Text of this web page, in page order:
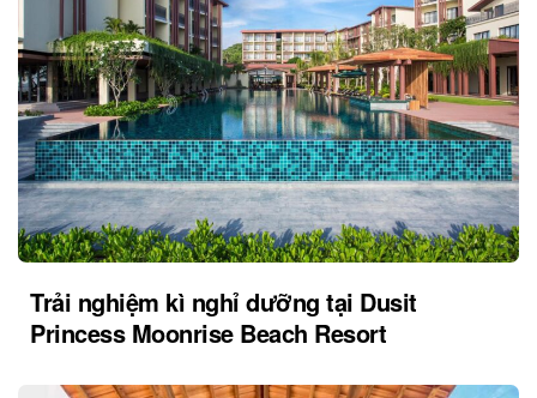
Trải nghiệm kì nghỉ dưỡng tại Dusit
Princess Moonrise Beach Resort